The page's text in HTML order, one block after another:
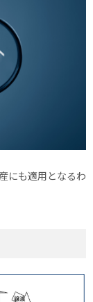
にも適用となるわ